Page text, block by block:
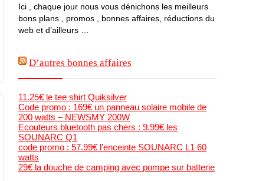
Ici , chaque jour nous vous dénichons les meilleurs
bons plans , promos , bonnes affaires, réductions du
web et d’ailleurs …
D’autres bonnes affaires
11.25€ le tee shirt Quiksilver
Code promo : 169€ un panneau solaire mobile de
200 watts – NEWSMY 200W
Ecouteurs bluetooth pas chers : 9.99€ les
SOUNARC Q1
code promo : 57.99€ l’enceinte SOUNARC L1 60
watts
29€ la douche de camping avec pompe sur batterie